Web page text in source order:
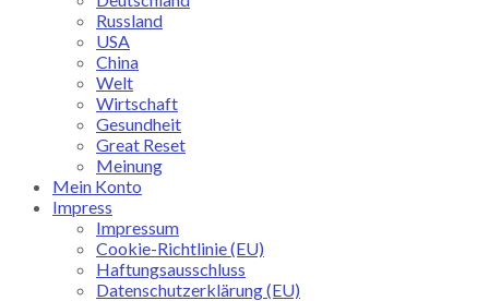
Russland
USA
China
Welt
Wirtschaft
Gesundheit
Great Reset
Meinung
Mein Konto
Impress
Impressum
Cookie-Richtlinie (EU)
Haftungsausschluss
Datenschutzerklärung (EU)